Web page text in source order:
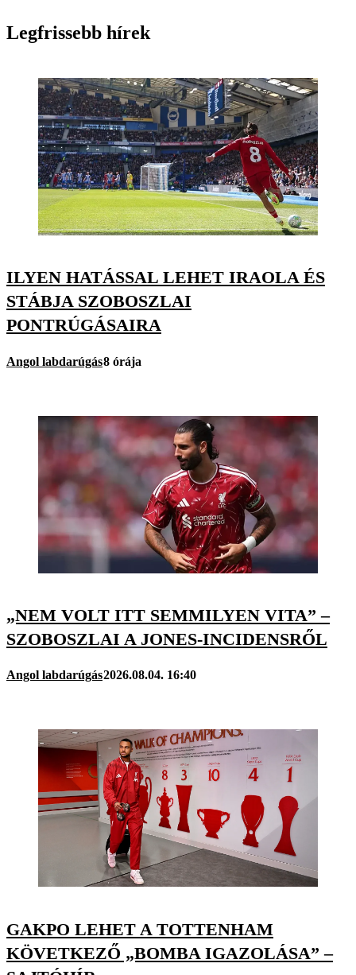
Legfrissebb hírek
ILYEN HATÁSSAL LEHET IRAOLA ÉS
STÁBJA SZOBOSZLAI
PONTRÚGÁSAIRA
Angol labdarúgás8 órája
„NEM VOLT ITT SEMMILYEN VITA” –
SZOBOSZLAI A JONES-INCIDENSRŐL
Angol labdarúgás2026.08.04. 16:40
GAKPO LEHET A TOTTENHAM
KÖVETKEZŐ „BOMBA IGAZOLÁSA” –